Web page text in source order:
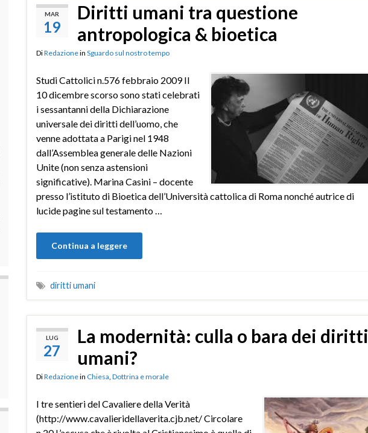
MAR
19
Diritti umani tra questione
antropologica & bioetica
DiRedazionein Sguardo sul nostro tempo
Studi Cattolici n.576 febbraio 2009 Il
10 dicembre scorso sono stati celebrati
i sessantanni della Dichiarazione
universale dei diritti dell’uomo, che
venne adottata a Parigi nel 1948
dall’Assemblea generale delle Nazioni
Unite (non senza astensioni
significative). Marina Casini – docente
presso l’istituto di Bioetica dell’Università cattolica di Roma nonché autrice di
lucide pagine sul testamento …
Continua a leggere
diritti umani
LUG
27
La modernità: culla o bara dei diritti
umani?
DiRedazionein Chiesa Dottrina e morale
I tre sentieri del Cavaliere della Verità
(http://www.cavalieridellaverita.cjb.net/ Circolare